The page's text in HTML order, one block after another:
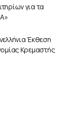
για τα
Έκθεση
Κρεμαστής